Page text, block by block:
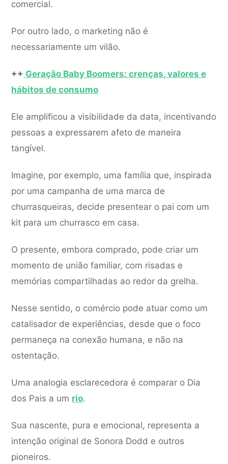
comercial.
Por outro lado, o marketing não é
necessariamente um vilão.
++ Geração Baby Boomers: crenças, valores e
hábitos de consumo
Ele amplificou a visibilidade da data, incentivando
pessoas a expressarem afeto de maneira
tangível.
Imagine, por exemplo, uma família que, inspirada
por uma campanha de uma marca de
churrasqueiras, decide presentear o pai com um
kit para um churrasco em casa.
O presente, embora comprado, pode criar um
momento de união familiar, com risadas e
memórias compartilhadas ao redor da grelha.
Nesse sentido, o comércio pode atuar como um
catalisador de experiências, desde que o foco
permaneça na conexão humana, e não na
ostentação.
Uma analogia esclarecedora é comparar o Dia
dos Pais a um rio.
Sua nascente, pura e emocional, representa a
intenção original de Sonora Dodd e outros
pioneiros.